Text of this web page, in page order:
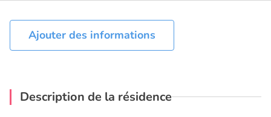
Ajouter des informations
Description de la résidence